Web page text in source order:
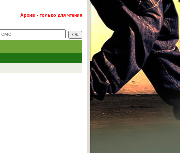
Архив - только для чтения